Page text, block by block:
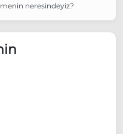
ziyaret edecek
kararı aldı
neresindeyiz?